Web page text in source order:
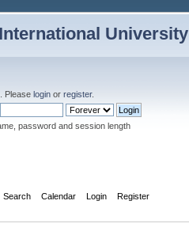
University
. Pleaselogin orregister.
password and session length
Search Calendar Login Register